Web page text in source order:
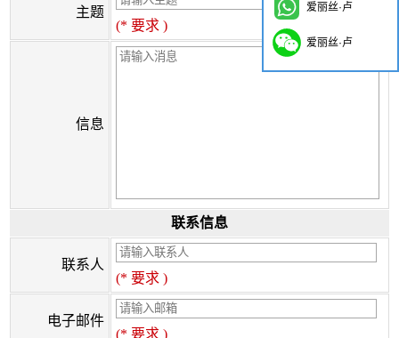
主题
(* 要求 )
信息
联系信息
联系人
(* 要求 )
电子邮件
(* 要求 )
爱丽丝·卢
爱丽丝·卢